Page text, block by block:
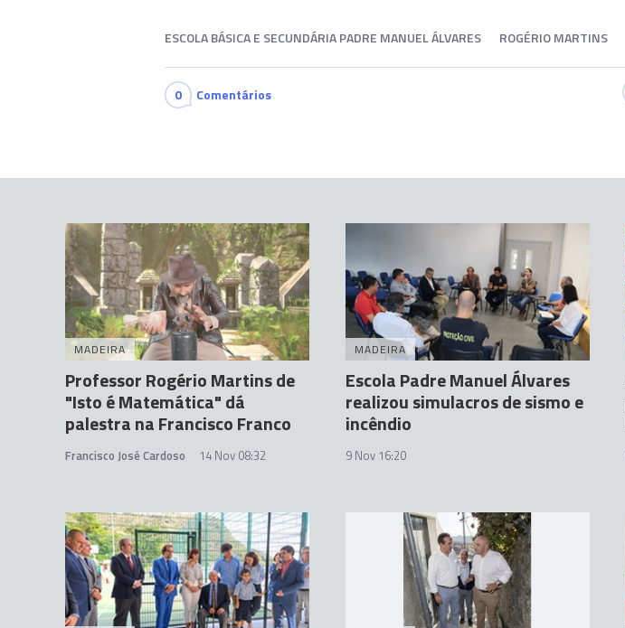
ESCOLA BÁSICA E SECUNDÁRIA PADRE MANUEL ÁLVARES ROGÉRIO MARTINS
0 Comentários
MADEIRA
Professor Rogério Martins de
"Isto é Matemática" dá
palestra na Francisco Franco
Francisco José Cardoso 14 Nov 08:32
MADEIRA
Escola Padre Manuel Álvares
realizou simulacros de sismo e
incêndio
9 Nov 16:20